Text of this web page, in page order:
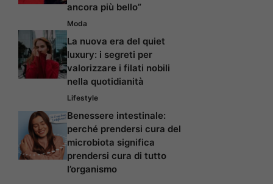
ancora più bello”
Moda
La nuova era del quiet
luxury: i segreti per
valorizzare i filati nobili
nella quotidianità
Lifestyle
Benessere intestinale:
perché prendersi cura del
microbiota significa
prendersi cura di tutto
l’organismo